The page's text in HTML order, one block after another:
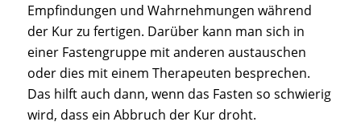
Empfindungen und Wahrnehmungen während
der Kur zu fertigen. Darüber kann man sich in
einer Fastengruppe mit anderen austauschen
oder dies mit einem Therapeuten besprechen.
Das hilft auch dann, wenn das Fasten so schwierig
wird, dass ein Abbruch der Kur droht.